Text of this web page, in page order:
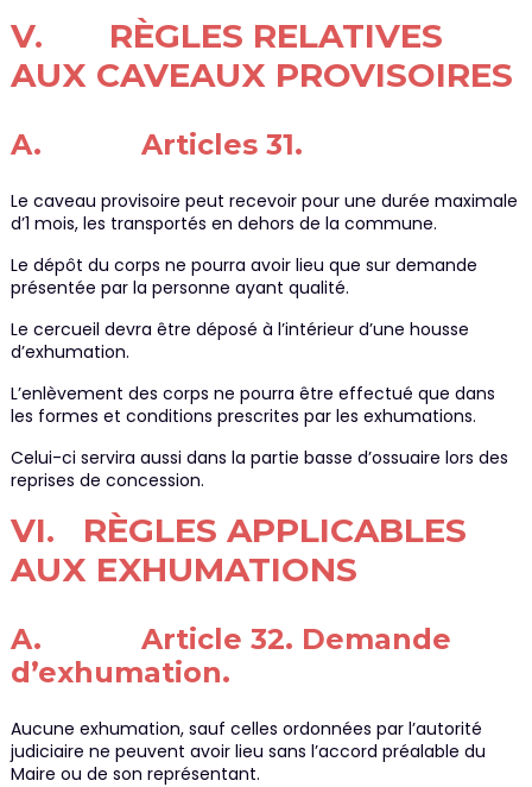
V. RÈGLES RELATIVES
AUX CAVEAUX PROVISOIRES
A. Articles 31.
Le caveau provisoire peut recevoir pour une durée maximale
d’1 mois, les transportés en dehors de la commune.
Le dépôt du corps ne pourra avoir lieu que sur demande
présentée par la personne ayant qualité.
Le cercueil devra être déposé à l’intérieur d’une housse
d’exhumation.
L’enlèvement des corps ne pourra être effectué que dans
les formes et conditions prescrites par les exhumations.
Celui-ci servira aussi dans la partie basse d’ossuaire lors des
reprises de concession.
VI. RÈGLES APPLICABLES
AUX EXHUMATIONS
A. Article 32. Demande
d’exhumation.
Aucune exhumation, sauf celles ordonnées par l’autorité
judiciaire ne peuvent avoir lieu sans l’accord préalable du
Maire ou de son représentant.